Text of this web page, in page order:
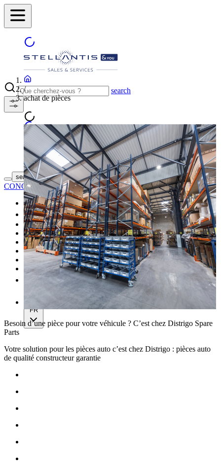
search
search button - icon
TROUVEZ VOTRE
CONCESSIONNAIRE
Neuf
Occasion
Nos promotions
Entretien
Carrosserie
Achat de pièces
Vendre une voiture
FR
/
achat de pièces
Besoin d’une pièce pour votre véhicule ? C’est chez Distrigo Spare
Parts
Votre solution pour les pièces auto c’est chez Distrigo : pièces auto
de qualité constructeur garantie